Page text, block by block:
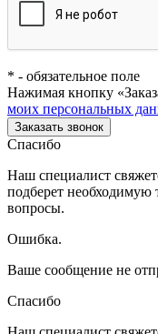
* - обязательное поле
Нажимая кнопку
моих персональных
Заказать звонок
Спасибо
Наш специалист
подберет необходимую
вопросы.
Ошибка.
Ваше сообщение не
Спасибо